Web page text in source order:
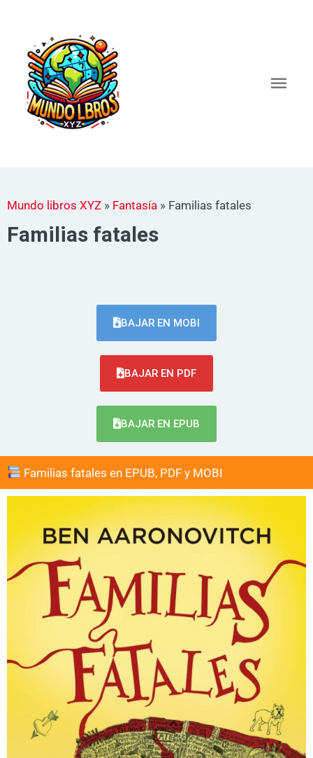
contenido
Mundo libros XYZ » Fantasía » Familias fatales
Familias fatales
BAJAR EN MOBI
BAJAR EN PDF
BAJAR EN EPUB
Familias fatales en EPUB, PDF y MOBI